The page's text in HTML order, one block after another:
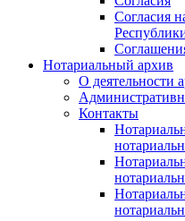
Согласия
Нотариальный архив
О деятельности
Контакты